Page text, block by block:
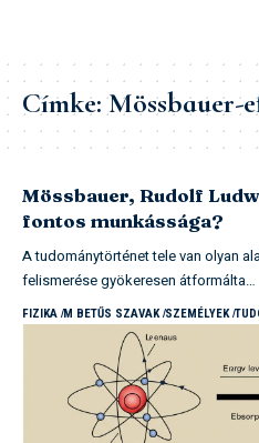
Címke:Mössbauer-
Mössbauer, Rudolf
fontos munkássága?
A tudománytörténet tele van olyan
felismerése gyökeresen átformálta…
FIZIKA M BETŰS SZAVAK SZEMÉLYEK